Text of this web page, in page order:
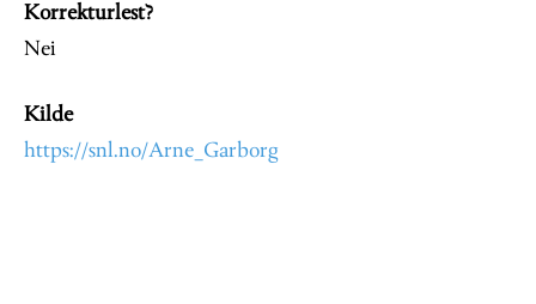
Korrekturlest?
Nei
Kilde
https://snl.no/Arne_Garborg